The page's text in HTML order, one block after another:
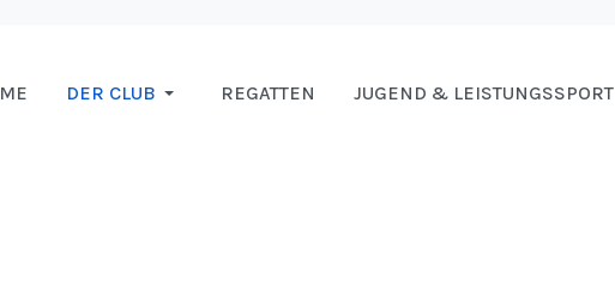
DER CLUB REGATTEN JUGEND & LEISTUNGSSPORT